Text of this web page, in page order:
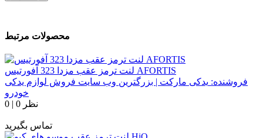
محصولات مرتبط
لنت ترمز عقب مزدا 323 آفورتیس AFORTIS
فروشنده: یدکی مارکت | بزرگترین وب سایت فروش لوازم یدکی
خودرو
0 | 0 نظر
تماس بگیرید